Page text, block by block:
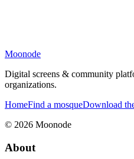
Moonode
Digital screens & community
organizations.
HomeFind a mosqueDownload
© 2026 Moonode
About